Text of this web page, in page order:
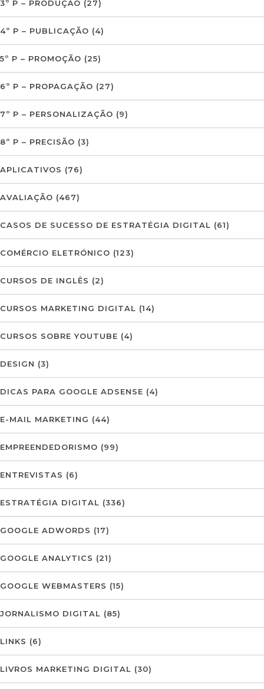
3º P – PRODUÇÃO (27)
4º P – PUBLICAÇÃO (4)
5º P – PROMOÇÃO (25)
6º P – PROPAGAÇÃO (27)
7º P – PERSONALIZAÇÃO (9)
8º P – PRECISÃO (3)
APLICATIVOS (76)
AVALIAÇÃO (467)
CASOS DE SUCESSO DE ESTRATÉGIA DIGITAL (61)
COMÉRCIO ELETRÓNICO (123)
CURSOS DE INGLÊS (2)
CURSOS MARKETING DIGITAL (14)
CURSOS SOBRE YOUTUBE (4)
DESIGN (3)
DICAS PARA GOOGLE ADSENSE (4)
E-MAIL MARKETING (44)
EMPREENDEDORISMO (99)
ENTREVISTAS (6)
ESTRATÉGIA DIGITAL (336)
GOOGLE ADWORDS (17)
GOOGLE ANALYTICS (21)
GOOGLE WEBMASTERS (15)
JORNALISMO DIGITAL (85)
LINKS (6)
LIVROS MARKETING DIGITAL (30)